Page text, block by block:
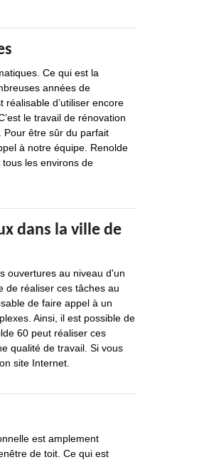
Ce qui est la
années de
d’utiliser encore
le travail de rénovation
Pour être sûr du parfait
à notre équipe. Renolde
les environs de
dans la ville de
ouvertures au niveau d'un
de réaliser ces tâches au
de faire appel à un
Ainsi, il est possible de
60 peut réaliser ces
qualité de travail. Si vous
site Internet.
est amplement
de toit. Ce qui est